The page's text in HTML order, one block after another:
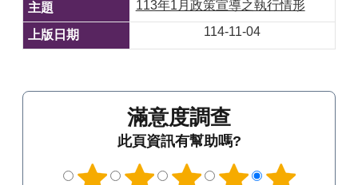
113年1月政策宣導之執行情形
114-11-04
滿意度調查
此頁資訊有幫助嗎?